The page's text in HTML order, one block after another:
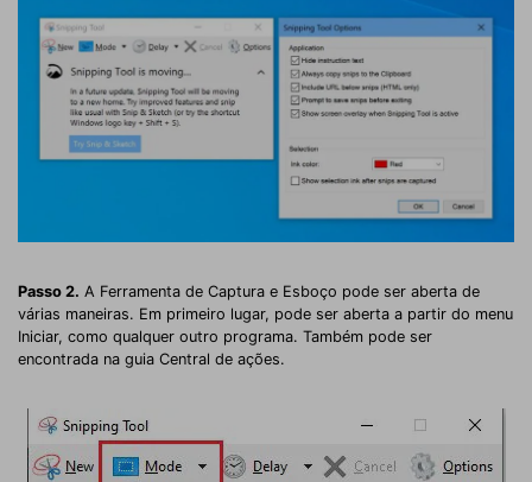
Passo 2. A Ferramenta de Captura e Esboço pode ser aberta de
várias maneiras. Em primeiro lugar, pode ser aberta a partir do menu
Iniciar, como qualquer outro programa. Também pode ser
encontrada na guia Central de ações.